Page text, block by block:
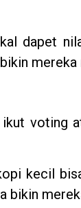
dapet
ikut
kecil